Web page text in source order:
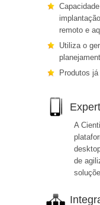
remoto e
Utiliza o
Produtos
A
de